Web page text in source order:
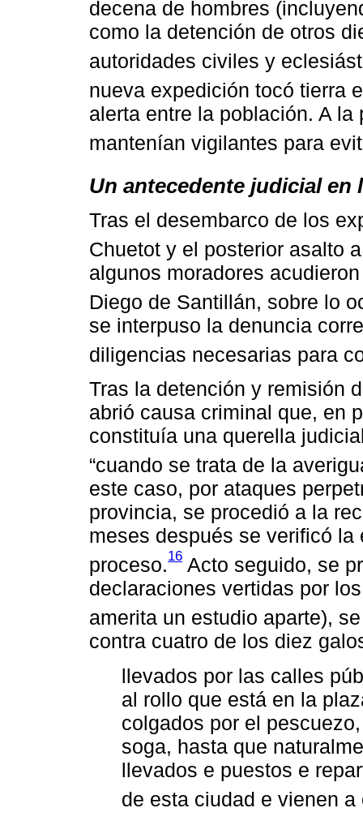
decena de hombres
como la detención de otros
autoridades civiles y
nueva expedición tocó tierra
alerta entre la población. A
mantenían vigilantes para
Un antecedente judicial en
Tras el desembarco de los
Chuetot y el posterior asalto
algunos moradores
Diego de Santillán, sobre lo
se interpuso la denuncia
diligencias necesarias para
Tras la detención y remisión
abrió causa criminal que, en
constituía una querella
“cuando se trata de la
este caso, por ataques
provincia, se procedió a la
meses después se verificó
proceso.16 Acto seguido, se
declaraciones vertidas por
amerita un estudio aparte),
contra cuatro de los diez
llevados por las calles
al rollo que está en la
colgados por el
soga, hasta que
llevados e puestos e
de esta ciudad e vienen a